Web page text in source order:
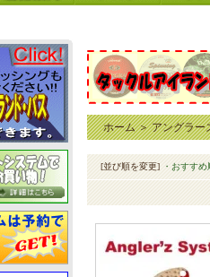
ホーム＞アングラー
[並び順を変更] ・おすすめ